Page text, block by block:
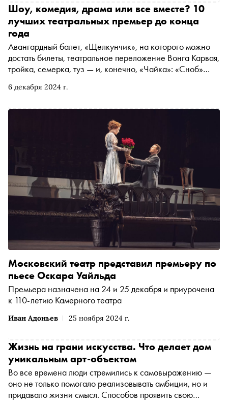
«Снобу» о том, как выглядит современный дендизм,
насколько важно для денди быть интеллектуалом и
сочетается ли это с темой алкоголя
6 декабря 2024 г.
Шоу, комедия, драма или все вместе? 10
лучших театральных премьер до конца
года
Авангардный балет, «Щелкунчик», на которого можно
достать билеты, театральное переложение Вонга Карвая,
тройка, семерка, туз — и, конечно, «Чайка»: «Сноб»
сходить в декабре
Иван Адоньев 25 ноября 2024 г.
Московский театр представил премьеру по
пьесе Оскара Уайльда
Премьера назначена на 24 и 25 декабря и приурочена
к 110-летию Камерного театра
Жизнь на грани искусства. Что делает дом
уникальным арт-объектом
Во все времена люди стремились к самовыражению —
оно не только помогало реализовывать амбиции, но и
придавало жизни смысл. Способов проявить свою